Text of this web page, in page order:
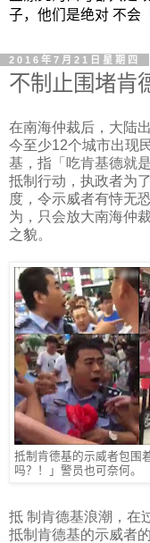
子，他们是绝对 不会
2016年7月21日星期四
不制止围堵
在南海仲裁后，大陆
今至少12个城市出现
基，指「吃肯基德就
抵制行动，执政者为
度，令示威者有恃无
为，只会放大南海仲
之貌。
抵制肯德基的示威者包围
吗？！」警员也可奈何。
抵 制肯德基浪潮，在
抵制肯德基的示威者